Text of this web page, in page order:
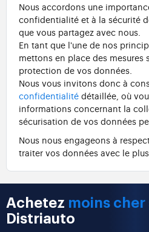
Nous accordons une
confidentialité et à la sécurité
que vous partagez avec nous.
En tant que l'une de nos
mettons en place des mesures
protection de vos données.
Nous vous invitons donc à
confidentialité détaillée, où
informations concernant la
sécurisation de vos données
Nous nous engageons à
traiter vos données avec le
Achetez moins cher
Distriauto